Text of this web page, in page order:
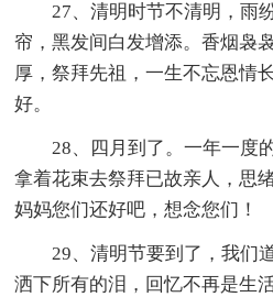
27、清明时节不清明，雨
帘，黑发间白发增添。香烟袅
厚，祭拜先祖，一生不忘恩情
好。
28、四月到了。一年一度
拿着花束去祭拜已故亲人，思
妈妈您们还好吧，想念您们！
29、清明节要到了，我们
洒下所有的泪，回忆不再是生